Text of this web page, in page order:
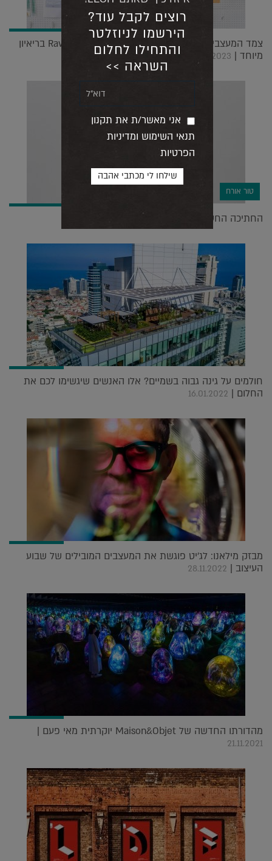
צמד המעצבים הישראלים המצליח בלונדון Raw Edges בריאיון
מיוחד | 03.10.2023
טור אורח
החתיכה החסרה | טור אישי: רחל סלע |
חולמים על גינה גבוה בשמיים? אלו האנשים שיגשימו לכם את
החלום | 16.01.2022
מבזק מילאנו: לג'יט פוגשת את המעצבים המובילים של שבוע
העיצוב | 28.11.2022
מהדורתו החדשה של Maison&Objet יוקרתית מאי פעם |
21.11.2021
רוצים לקבל עוד?
הירשמו לניוזלטר
והתחילו לחלום
השראה >>
אני מאשר/ת את תקנון
תנאי השימוש ומדיניות
הפרטיות